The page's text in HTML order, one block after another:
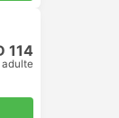
114
adulte